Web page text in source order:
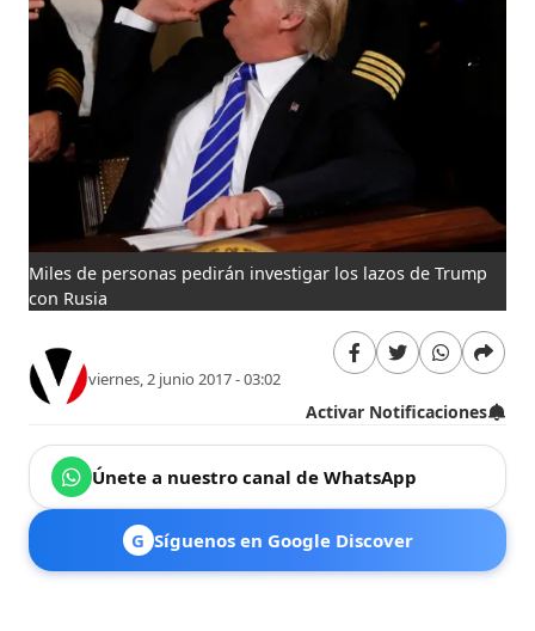
Miles de personas pedirán investigar los lazos de Trump
con Rusia
viernes, 2 junio 2017 - 03:02
Activar Notificaciones
Únete a nuestro canal de WhatsApp
G Síguenos en Google Discover